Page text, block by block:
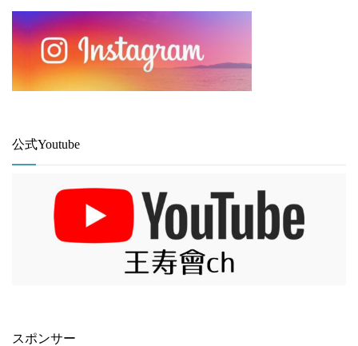
公式Youtube
スポンサー